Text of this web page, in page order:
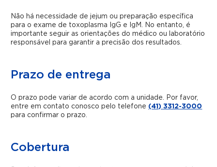
Não há necessidade de jejum ou preparação específica
para o exame de toxoplasma IgG e IgM. No entanto, é
importante seguir as orientações do médico ou laboratório
responsável para garantir a precisão dos resultados.
Prazo de entrega
O prazo pode variar de acordo com a unidade. Por favor,
entre em contato conosco pelo telefone (41) 3312-3000
para confirmar o prazo.
Cobertura